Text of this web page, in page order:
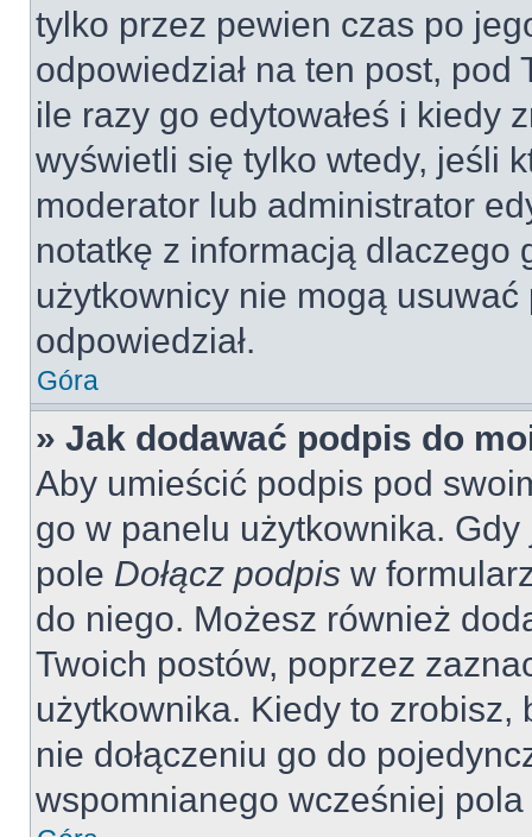
tylko przez pewien czas po
odpowiedział na ten post,
ile razy go edytowałeś i kiedy
wyświetli się tylko wtedy, jeśli
moderator lub administrator
notatkę z informacją dlaczego
użytkownicy nie mogą
odpowiedział.
Góra
» Jak dodawać podpis do
Aby umieścić podpis pod
go w panelu użytkownika.
pole Dołącz podpis w
do niego. Możesz również
Twoich postów, poprzez
użytkownika. Kiedy to zrobisz,
nie dołączeniu go do
wspomnianego wcześniej